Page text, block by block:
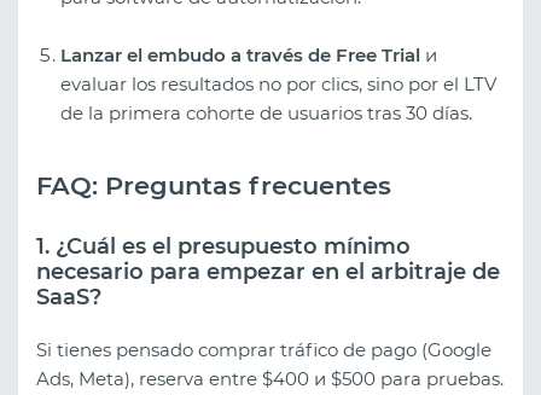
Lanzar el embudo a través de Free Trial и
evaluar los resultados no por clics, sino por el LTV
de la primera cohorte de usuarios tras 30 días.
FAQ: Preguntas frecuentes
1. ¿Cuál es el presupuesto mínimo
necesario para empezar en el arbitraje de
SaaS?
Si tienes pensado comprar tráfico de pago (Google
Ads, Meta), reserva entre $400 и $500 para pruebas.